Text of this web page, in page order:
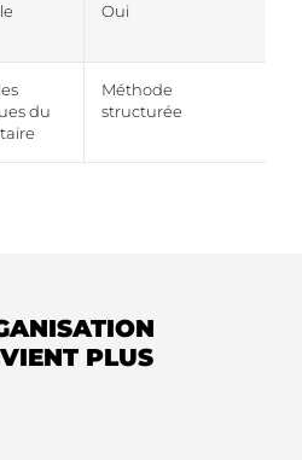
Oui
du
Méthode
structurée
PLUS